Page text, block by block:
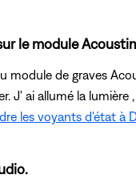
le module
module de graves
J' ai allumé la
les voyants d'état à